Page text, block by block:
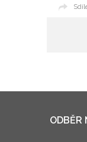
ODBĚR